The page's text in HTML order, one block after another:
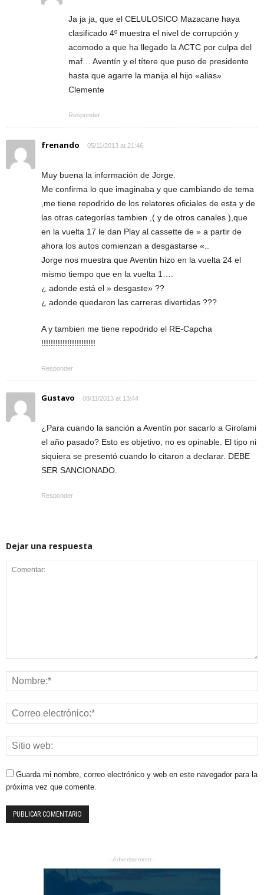
Ja ja ja, que el CELULOSICO Mazacane haya
clasificado 4º muestra el nivel de corrupción y
acomodo a que ha llegado la ACTC por culpa del
maf… Aventín y el títere que puso de presidente
hasta que agarre la manija el hijo «alias»
Clemente
Responder
frenando 05/11/2013 at 21:46
Muy buena la información de Jorge.
Me confirma lo que imaginaba y que cambiando de tema
,me tiene repodrido de los relatores oficiales de esta y de
las otras categorías tambien ,( y de otros canales ),que
en la vuelta 17 le dan Play al cassette de » a partir de
ahora los autos comienzan a desgastarse «..
Jorge nos muestra que Aventin hizo en la vuelta 24 el
mismo tiempo que en la vuelta 1….
¿ adonde está el » desgaste» ??
¿ adonde quedaron las carreras divertidas ???
A y tambien me tiene repodrido el RE-Capcha
!!!!!!!!!!!!!!!!!!!!!!!
Responder
Gustavo 08/11/2013 at 13:44
¿Para cuando la sanción a Aventín por sacarlo a Girolami
el año pasado? Esto es objetivo, no es opinable. El tipo ni
siquiera se presentó cuando lo citaron a declarar. DEBE
SER SANCIONADO.
Responder
Dejar una respuesta
Guarda mi nombre, correo electrónico y web en este navegador para la
próxima vez que comente.
- Advertisement -